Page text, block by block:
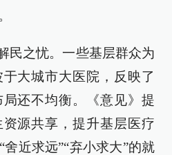
民之忧。一些基层群众为
大城市大医院，反映了
还不均衡。《意见》提
源共享，提升基层医疗
近求远”“弃小求大”的就